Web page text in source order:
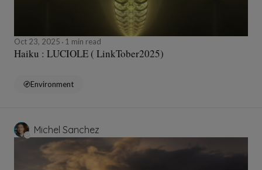
Oct 23, 2025 1 min read
Haiku : LUCIOLE ( LinkTober2025)
Environment
Michel Sanchez